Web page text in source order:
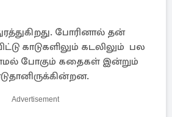
போரினால் தன்
காடுகளிலும் கடலிலும் பல
போகும் கதைகள் இன்றும்
Advertisement